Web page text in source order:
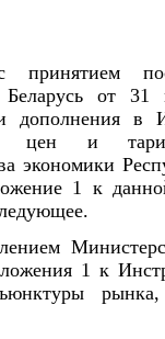
Беларусь от
дополнения в
цен и
экономики
1 к
1 к